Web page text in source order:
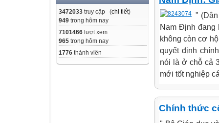
3472033 truy cập (chi tiết)
949 trong hôm nay
7101466 lượt xem
965 trong hôm nay
1776 thành viên
"
Nam Định đang
không còn cơ
quyết định
nói là ở chỗ cả
mới tốt nghiệp
Chính thức